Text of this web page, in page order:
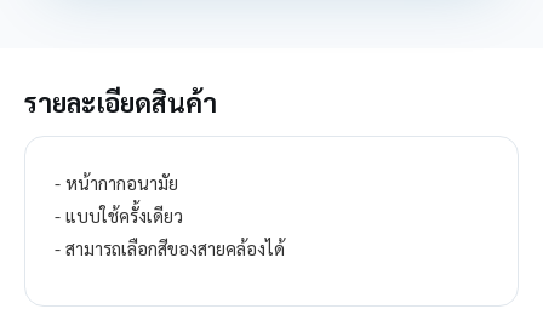
รายละเอียดสินค้า
- หน้ากากอนามัย
- แบบใช้ครั้งเดียว
- สามารถเลือกสีของสายคล้องได้